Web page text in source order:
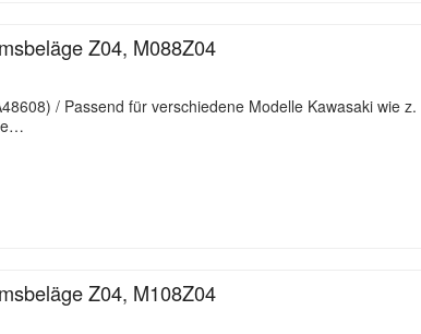
Z04, M088Z04
/ Passend für verschiedene Modelle Kawasaki wie
Z04, M108Z04